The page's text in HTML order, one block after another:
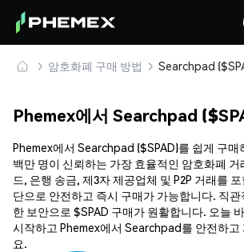
암호화폐 구매 방법
Phemex에서 Searchpad
Phemex에서 Searchpad ($SPAD)를 쉽게 구매
백만 명이 신뢰하는 가장 효율적인 암호화폐
드, 은행 송금, 제3자 제공업체 및 P2P 거래를
단으로 안전하고 즉시 구매가 가능합니다. 직
한 보안으로 $SPAD 구매가 원활합니다. 오늘
시작하고 Phemex에서 Searchpad를 안전하고
요.